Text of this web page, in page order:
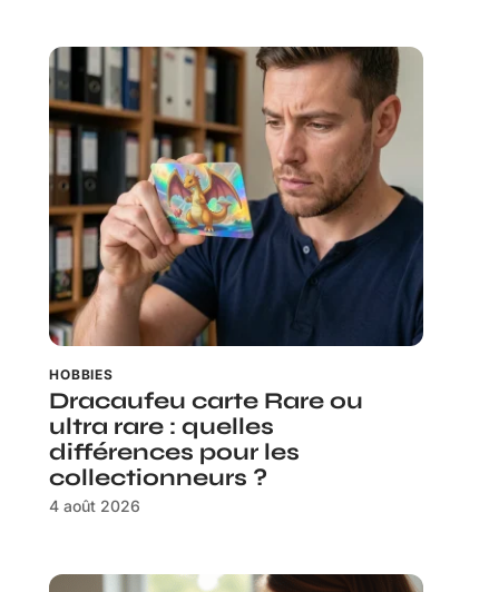
HOBBIES
Dracaufeu carte Rare ou
ultra rare : quelles
différences pour les
collectionneurs ?
4 août 2026